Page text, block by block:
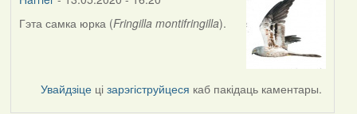
In
Наталья
К
Гэта самка юрка (Fringilla montifringilla).
Увайдзіце цізарэгіструйцеся каб пакідаць каментары.